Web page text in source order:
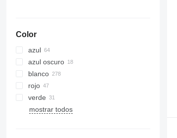
Color
azul
azul oscuro
blanco
rojo
verde
mostrar todos